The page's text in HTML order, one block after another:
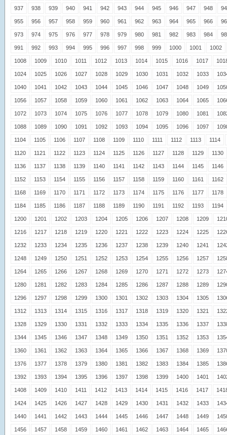
937 938 939 940 941 942 943 944 945 946 947 948
955 956 957 958 959 960 961 962 963 964 965 966
973 974 975 976 977 978 979 980 981 982 983 984
991 992 993 994 995 996 997 998 999 1000 1001 1002
1008 1009 1010 1011 1012 1013 1014 1015 1016 1017
1024 1025 1026 1027 1028 1029 1030 1031 1032 1033
1040 1041 1042 1043 1044 1045 1046 1047 1048 1049
1056 1057 1058 1059 1060 1061 1062 1063 1064 1065
1072 1073 1074 1075 1076 1077 1078 1079 1080 1081
1088 1089 1090 1091 1092 1093 1094 1095 1096 1097
1104 1105 1106 1107 1108 1109 1110 1111 1112 1113 1114
1120 1121 1122 1123 1124 1125 1126 1127 1128 1129 1130
1136 1137 1138 1139 1140 1141 1142 1143 1144 1145 1146
1152 1153 1154 1155 1156 1157 1158 1159 1160 1161 1162
1168 1169 1170 1171 1172 1173 1174 1175 1176 1177 1178
1184 1185 1186 1187 1188 1189 1190 1191 1192 1193 1194
1200 1201 1202 1203 1204 1205 1206 1207 1208 1209
1216 1217 1218 1219 1220 1221 1222 1223 1224 1225
1232 1233 1234 1235 1236 1237 1238 1239 1240 1241
1248 1249 1250 1251 1252 1253 1254 1255 1256 1257
1264 1265 1266 1267 1268 1269 1270 1271 1272 1273
1280 1281 1282 1283 1284 1285 1286 1287 1288 1289
1296 1297 1298 1299 1300 1301 1302 1303 1304 1305
1312 1313 1314 1315 1316 1317 1318 1319 1320 1321
1328 1329 1330 1331 1332 1333 1334 1335 1336 1337
1344 1345 1346 1347 1348 1349 1350 1351 1352 1353
1360 1361 1362 1363 1364 1365 1366 1367 1368 1369
1376 1377 1378 1379 1380 1381 1382 1383 1384 1385
1392 1393 1394 1395 1396 1397 1398 1399 1400 1401
1408 1409 1410 1411 1412 1413 1414 1415 1416 1417
1424 1425 1426 1427 1428 1429 1430 1431 1432 1433
1440 1441 1442 1443 1444 1445 1446 1447 1448 1449
1456 1457 1458 1459 1460 1461 1462 1463 1464 1465